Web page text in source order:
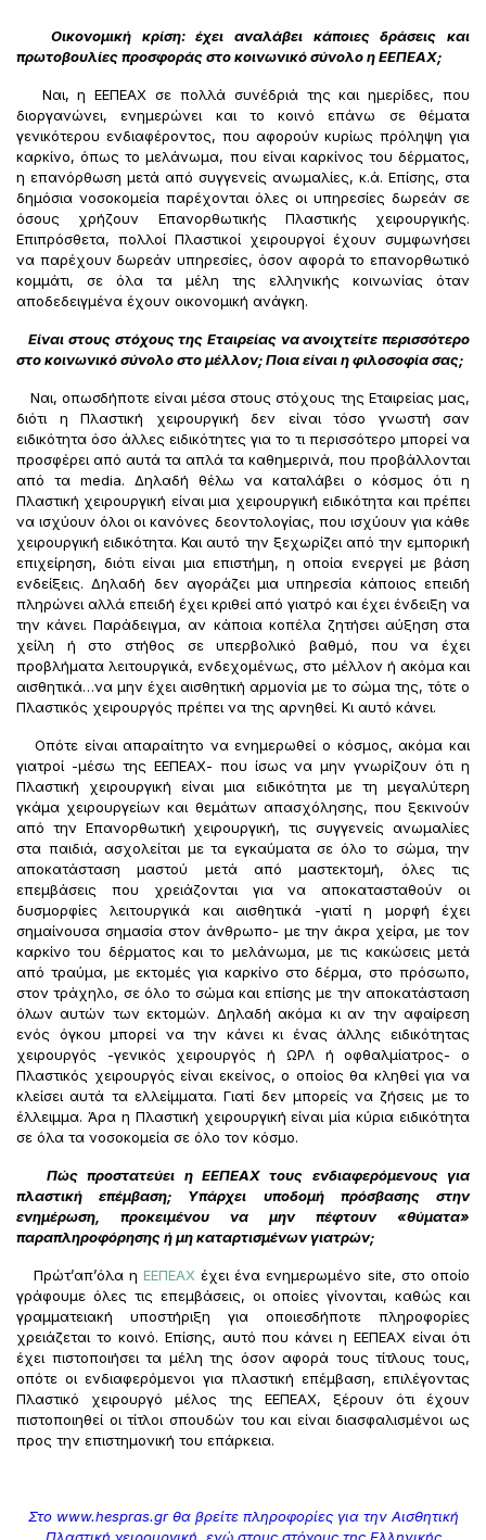
Οικονομική κρίση: έχει αναλάβει κάποιες δράσεις και
πρωτοβουλίες προσφοράς στο κοινωνικό σύνολο η ΕΕΠΕΑΧ;
Ναι, η ΕΕΠΕΑΧ σε πολλά συνέδριά της και ημερίδες, που
διοργανώνει, ενημερώνει και το κοινό επάνω σε θέματα
γενικότερου ενδιαφέροντος, που αφορούν κυρίως πρόληψη για
καρκίνο, όπως το μελάνωμα, που είναι καρκίνος του δέρματος,
η επανόρθωση μετά από συγγενείς ανωμαλίες, κ.ά. Επίσης, στα
δημόσια νοσοκομεία παρέχονται όλες οι υπηρεσίες δωρεάν σε
όσους χρήζουν Επανορθωτικής Πλαστικής χειρουργικής.
Επιπρόσθετα, πολλοί Πλαστικοί χειρουργοί έχουν συμφωνήσει
να παρέχουν δωρεάν υπηρεσίες, όσον αφορά το επανορθωτικό
κομμάτι, σε όλα τα μέλη της ελληνικής κοινωνίας όταν
αποδεδειγμένα έχουν οικονομική ανάγκη.
Είναι στους στόχους της Εταιρείας να ανοιχτείτε περισσότερο
στο κοινωνικό σύνολο στο μέλλον; Ποια είναι η φιλοσοφία σας;
Ναι, οπωσδήποτε είναι μέσα στους στόχους της Εταιρείας μας,
διότι η Πλαστική χειρουργική δεν είναι τόσο γνωστή σαν
ειδικότητα όσο άλλες ειδικότητες για το τι περισσότερο μπορεί να
προσφέρει από αυτά τα απλά τα καθημερινά, που προβάλλονται
από τα media. Δηλαδή θέλω να καταλάβει ο κόσμος ότι η
Πλαστική χειρουργική είναι μια χειρουργική ειδικότητα και πρέπει
να ισχύουν όλοι οι κανόνες δεοντολογίας, που ισχύουν για κάθε
χειρουργική ειδικότητα. Και αυτό την ξεχωρίζει από την εμπορική
επιχείρηση, διότι είναι μια επιστήμη, η οποία ενεργεί με βάση
ενδείξεις. Δηλαδή δεν αγοράζει μια υπηρεσία κάποιος επειδή
πληρώνει αλλά επειδή έχει κριθεί από γιατρό και έχει ένδειξη να
την κάνει. Παράδειγμα, αν κάποια κοπέλα ζητήσει αύξηση στα
χείλη ή στο στήθος σε υπερβολικό βαθμό, που να έχει
προβλήματα λειτουργικά, ενδεχομένως, στο μέλλον ή ακόμα και
αισθητικά…να μην έχει αισθητική αρμονία με το σώμα της, τότε ο
Πλαστικός χειρουργός πρέπει να της αρνηθεί. Κι αυτό κάνει.
Οπότε είναι απαραίτητο να ενημερωθεί ο κόσμος, ακόμα και
γιατροί -μέσω της ΕΕΠΕΑΧ- που ίσως να μην γνωρίζουν ότι η
Πλαστική χειρουργική είναι μια ειδικότητα με τη μεγαλύτερη
γκάμα χειρουργείων και θεμάτων απασχόλησης, που ξεκινούν
από την Επανορθωτική χειρουργική, τις συγγενείς ανωμαλίες
στα παιδιά, ασχολείται με τα εγκαύματα σε όλο το σώμα, την
αποκατάσταση μαστού μετά από μαστεκτομή, όλες τις
επεμβάσεις που χρειάζονται για να αποκατασταθούν οι
δυσμορφίες λειτουργικά και αισθητικά -γιατί η μορφή έχει
σημαίνουσα σημασία στον άνθρωπο- με την άκρα χείρα, με τον
καρκίνο του δέρματος και το μελάνωμα, με τις κακώσεις μετά
από τραύμα, με εκτομές για καρκίνο στο δέρμα, στο πρόσωπο,
στον τράχηλο, σε όλο το σώμα και επίσης με την αποκατάσταση
όλων αυτών των εκτομών. Δηλαδή ακόμα κι αν την αφαίρεση
ενός όγκου μπορεί να την κάνει κι ένας άλλης ειδικότητας
χειρουργός -γενικός χειρουργός ή ΩΡΛ ή οφθαλμίατρος- ο
Πλαστικός χειρουργός είναι εκείνος, ο οποίος θα κληθεί για να
κλείσει αυτά τα ελλείμματα. Γιατί δεν μπορείς να ζήσεις με το
έλλειμμα. Άρα η Πλαστική χειρουργική είναι μία κύρια ειδικότητα
σε όλα τα νοσοκομεία σε όλο τον κόσμο.
Πώς προστατεύει η ΕΕΠΕΑΧ τους ενδιαφερόμενους για
πλαστική επέμβαση; Υπάρχει υποδομή πρόσβασης στην
ενημέρωση, προκειμένου να μην πέφτουν «θύματα»
παραπληροφόρησης ή μη καταρτισμένων γιατρών;
Πρώτ’απ’όλα η ΕΕΠΕΑΧ έχει ένα ενημερωμένο site, στο οποίο
γράφουμε όλες τις επεμβάσεις, οι οποίες γίνονται, καθώς και
γραμματειακή υποστήριξη για οποιεσδήποτε πληροφορίες
χρειάζεται το κοινό. Επίσης, αυτό που κάνει η ΕΕΠΕΑΧ είναι ότι
έχει πιστοποιήσει τα μέλη της όσον αφορά τους τίτλους τους,
οπότε οι ενδιαφερόμενοι για πλαστική επέμβαση, επιλέγοντας
Πλαστικό χειρουργό μέλος της ΕΕΠΕΑΧ, ξέρουν ότι έχουν
πιστοποιηθεί οι τίτλοι σπουδών του και είναι διασφαλισμένοι ως
προς την επιστημονική του επάρκεια.
Στο www.hespras.grθα βρείτε πληροφορίες για την Αισθητική